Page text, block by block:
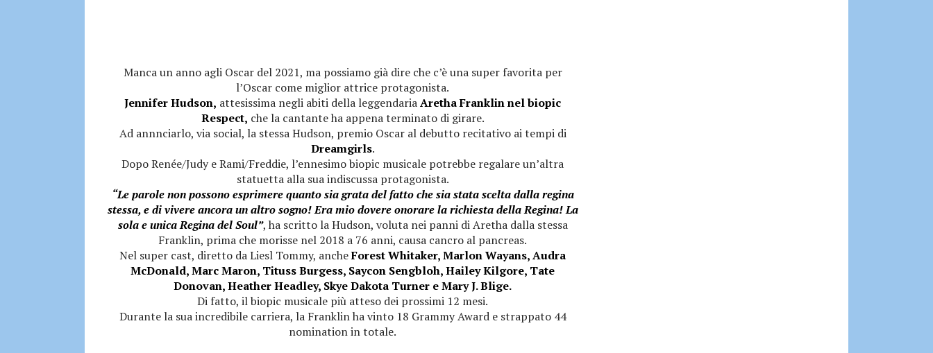
Manca un anno agli Oscar del 2021, ma possiamo già dire che c’è una super favorita per
l’Oscar come miglior attrice protagonista.
Jennifer Hudson, attesissima negli abiti della leggendariaAretha Franklin nel biopic
Respect, che la cantante ha appena terminato di girare.
Ad annnciarlo, via social, la stessa Hudson, premio Oscar al debutto recitativo ai tempi di
Dreamgirls.
Dopo Renée/Judy e Rami/Freddie, l’ennesimo biopic musicale potrebbe regalare un’altra
statuetta alla sua indiscussa protagonista.
“Le parole non possono esprimere quanto sia grata del fatto che sia stata scelta dalla regina
stessa, e di vivere ancora un altro sogno! Era mio dovere onorare la richiesta della Regina! La
sola e unica Regina del Soul”, ha scritto la Hudson, voluta nei panni di Aretha dalla stessa
Franklin, prima che morisse nel 2018 a 76 anni, causa cancro al pancreas.
Nel super cast, diretto da Liesl Tommy, ancheForest Whitaker, Marlon Wayans, Audra
McDonald, Marc Maron, Tituss Burgess, Saycon Sengbloh, Hailey Kilgore, Tate
Donovan, Heather Headley, Skye Dakota Turner e Mary J. Blige.
Di fatto, il biopic musicale più atteso dei prossimi 12 mesi.
Durante la sua incredibile carriera, la Franklin ha vinto 18 Grammy Award e strappato 44
nomination in totale.